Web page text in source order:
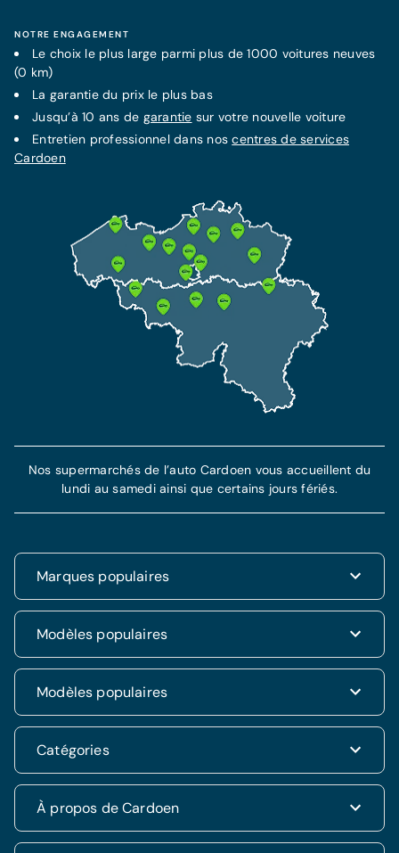
NOTRE ENGAGEMENT
Le choix le plus large parmi plus de 1000 voitures neuves
(0 km)
La garantiedu prix le plus bas
Jusqu’à 10 ans de garantie sur votre nouvelle voiture
Entretien professionnel dans noscentres de services
Cardoen
Marques populaires
Renault
Dacia
Volkswagen
Hyundai
Kia
Mercedes
Opel
Seat
Modèles populaires
Renault Clio
Fiat 500
Hyundai Tucson
Kia Rio
Nissan Qashqai
Mercedes CLA
Renault Captur
Modèles populaires
Hyundai i20
Jeep Renegade
Volkswagen Golf VII
Alfa Romeo Giulietta
Catégories
SUV & 4x4
Break
Nos supermarchés de l’auto Cardoen vous accueillent du
lundi au samedi ainsi que certains jours fériés.
À propos de Cardoen